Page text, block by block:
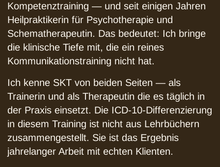
Kompetenztraining — und seit einigen Jahren
Heilpraktikerin für Psychotherapie und
Schematherapeutin. Das bedeutet: Ich bringe
die klinische Tiefe mit, die ein reines
Kommunikationstraining nicht hat.
Ich kenne SKT von beiden Seiten — als
Trainerin und als Therapeutin die es täglich in
der Praxis einsetzt. Die ICD-10-Differenzierung
in diesem Training ist nicht aus Lehrbüchern
zusammengestellt. Sie ist das Ergebnis
jahrelanger Arbeit mit echten Klienten.